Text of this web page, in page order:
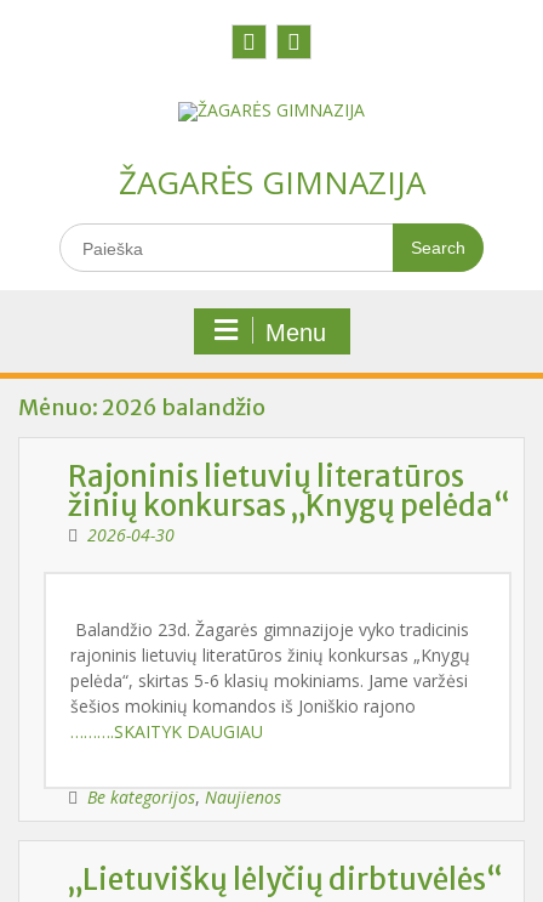
ŽAGARĖS GIMNAZIJA
Search
for:
Menu
Mėnuo: 2026 balandžio
Rajoninis lietuvių literatūros
žinių konkursas „Knygų pelėda“
2026-04-30
Balandžio 23d. Žagarės gimnazijoje vyko tradicinis
rajoninis lietuvių literatūros žinių konkursas „Knygų
pelėda“, skirtas 5-6 klasių mokiniams. Jame varžėsi
šešios mokinių komandos iš Joniškio rajono
……….SKAITYK DAUGIAU
Be kategorijos, Naujienos
„Lietuviškų lėlyčių dirbtuvėlės“